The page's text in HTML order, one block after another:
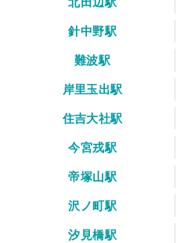
針中野駅
難波駅
岸里玉出駅
住吉大社駅
今宮戎駅
帝塚山駅
沢ノ町駅
汐見橋駅